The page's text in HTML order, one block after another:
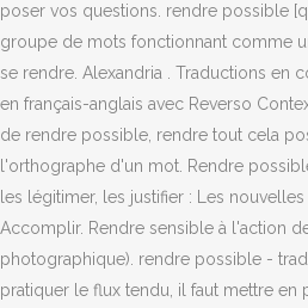
poser vos questions. rendre possible
groupe de mots fonctionnant comme
se rendre. Alexandria . Traductions en
en français-anglais avec Reverso
de rendre possible, rendre tout cela
l'orthographe d'un mot. Rendre
les légitimer, les justifier : Les
Accomplir. Rendre sensible à l'action
photographique). rendre possible -
pratiquer le flux tendu, il faut mettre en